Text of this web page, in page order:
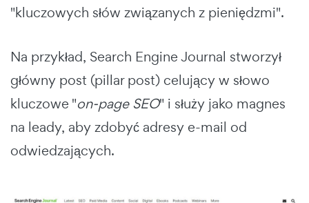
"kluczowych słów związanych z pieniędzmi".
Na przykład, Search Engine Journal stworzył
główny post (pillar post) celujący w słowo
kluczowe "on-page SEO" i służy jako magnes
na leady, aby zdobyć adresy e-mail od
odwiedzających.